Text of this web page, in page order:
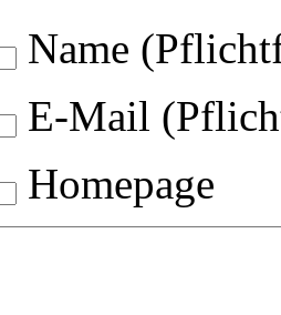
Name
E-Mail
Homepage